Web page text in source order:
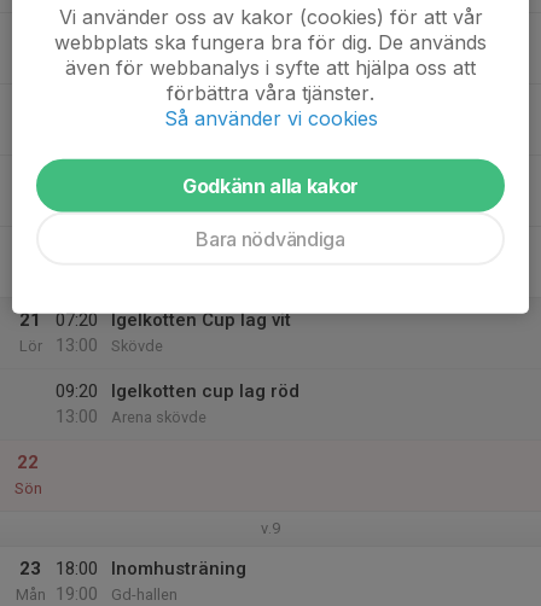
19
Tor
21
Lör
07:20
13:00
Igelkotten Cup lag vit
Skövde
09:20
13:00
Igelkotten cup lag röd
Arena skövde
22
Sön
v.9
23
Mån
18:00
19:00
Inomhusträning
Gd-hallen
Vi använder oss av kakor (cookies) för att vår
webbplats ska fungera bra för dig. De används
även för webbanalys i syfte att hjälpa oss att
förbättra våra tjänster.
Så använder vi cookies
Godkänn alla kakor
Bara nödvändiga